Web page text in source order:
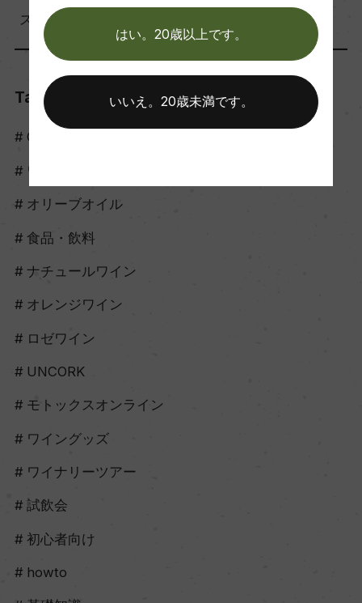
スタッフのつぶやき（56）
Tags
Craft Sake
ワイン
オリーブオイル
食品・飲料
ナチュールワイン
オレンジワイン
ロゼワイン
UNCORK
モトックスオンライン
ワイングッズ
ワイナリーツアー
試飲会
初心者向け
howto
はい。20歳以上です。
いいえ。20歳未満です。